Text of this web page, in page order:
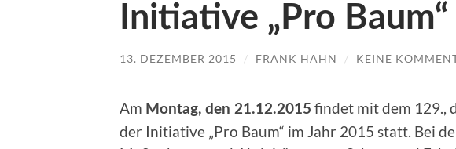
Initiative „Pro
13. DEZEMBER 2015 / FRANK HAHN / KEINE
Am Montag, den 21.12.2015 findet mit dem 129.,
der Initiative „Pro Baum“ im Jahr 2015 statt. Bei